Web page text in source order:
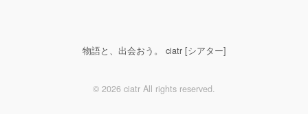
物語と、出会おう。 ciatr [シアター]
© 2026 ciatr All rights reserved.